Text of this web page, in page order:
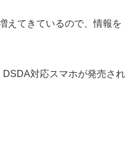
えてきているので、情報を
対応スマホが発売され